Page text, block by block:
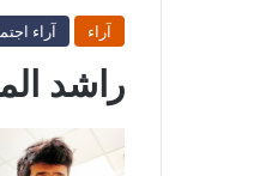
آراء آراء
راشد